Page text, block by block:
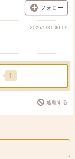
フォロー
2026/5/31 00:09
1
通報する